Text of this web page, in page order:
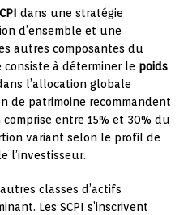
dans une stratégie
d’ensemble et une
autres composantes du
consiste à déterminer le poids
l’allocation globale
de patrimoine recommandent
entre 15% et 30% du
variant selon le profil de
l’investisseur.
classes d’actifs
Les SCPI s’inscrivent